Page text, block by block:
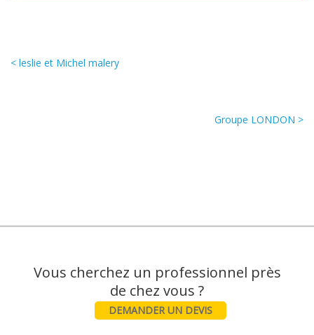
< leslie et Michel malery
Groupe LONDON >
Vous cherchez un professionnel près
DEMANDER UN DEVIS